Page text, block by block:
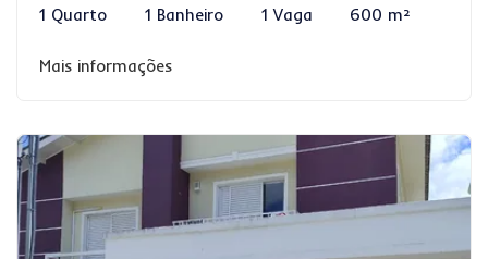
1 Quarto 1 Banheiro 1 Vaga 600 m²
Mais informações